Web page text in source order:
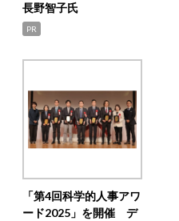
長野智子氏
PR
「第4回科学的人事アワ
ード2025」を開催 デ